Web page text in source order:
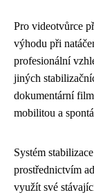
Pro videotvůrce
výhodu při
profesionální
jiných
dokumentární
mobilitou a
Systém
prostřednictvím
využít své